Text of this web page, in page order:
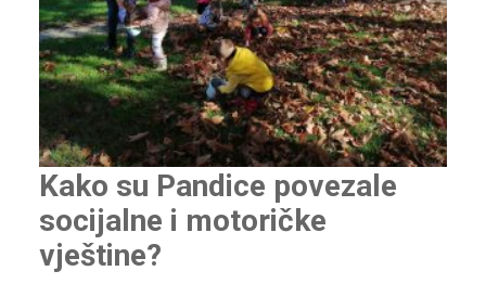
Kako su Pandice povezale
socijalne i motoričke
vještine?